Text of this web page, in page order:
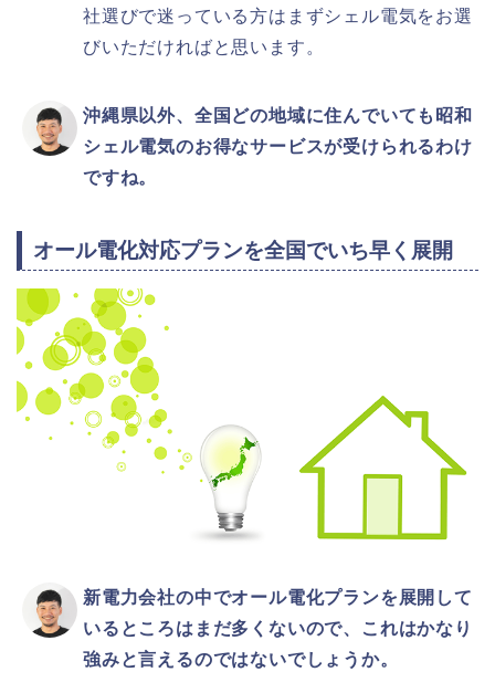
社選びで迷っている方はまずシェル電気をお選
びいただければと思います。
沖縄県以外、全国どの地域に住んでいても昭和
シェル電気のお得なサービスが受けられるわけ
ですね。
オール電化対応プランを全国でいち早く展開
新電力会社の中でオール電化プランを展開して
いるところはまだ多くないので、これはかなり
強みと言えるのではないでしょうか。